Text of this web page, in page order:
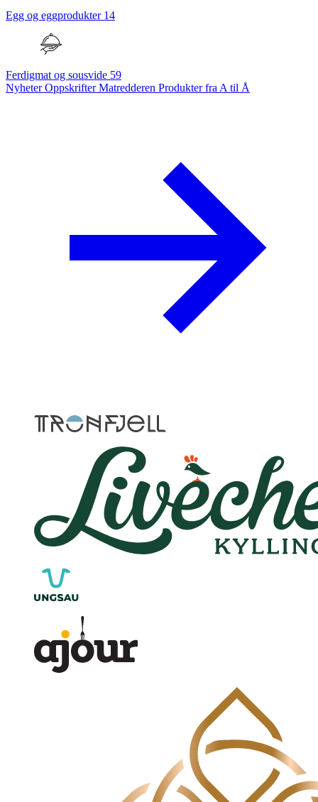
Egg og eggprodukter 14
Ferdigmat og sousvide 59
NyheterOppskrifterMatredderen Produkter fra A til Å